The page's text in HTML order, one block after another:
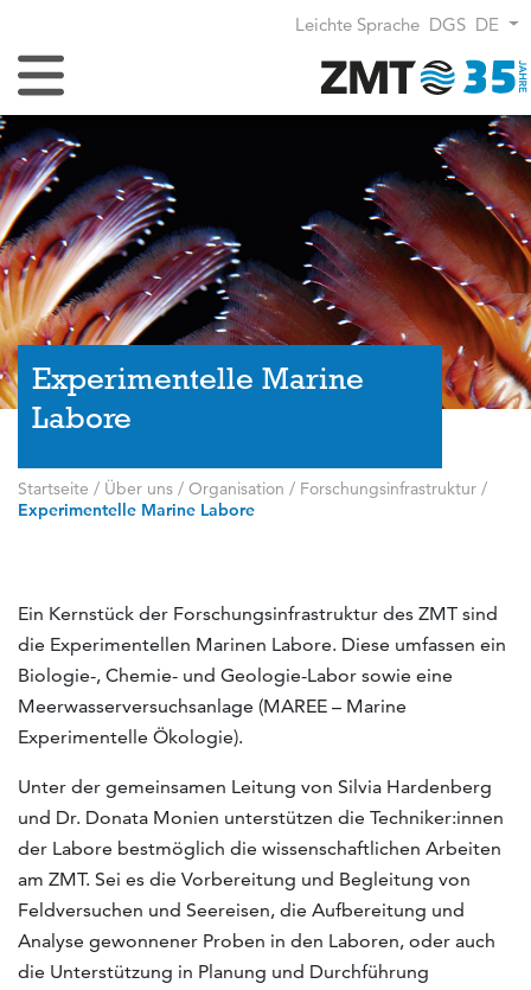
Leichte Sprache DGS DE
Navigation umschalten
Experimentelle Marine
Labore
Startseite / Über uns / Organisation / Forschungsinfrastruktur /
Experimentelle Marine Labore
Ein Kernstück der Forschungsinfrastruktur des ZMT sind
die Experimentellen Marinen Labore. Diese umfassen ein
Biologie-, Chemie- und Geologie-Labor sowie eine
Meerwasserversuchsanlage (MAREE – Marine
Experimentelle Ökologie).
Unter der gemeinsamen Leitung von Silvia Hardenberg
und Dr. Donata Monien unterstützen die Techniker:innen
der Labore bestmöglich die wissenschaftlichen Arbeiten
am ZMT. Sei es die Vorbereitung und Begleitung von
Feldversuchen und Seereisen, die Aufbereitung und
Analyse gewonnener Proben in den Laboren, oder auch
die Unterstützung in Planung und Durchführung